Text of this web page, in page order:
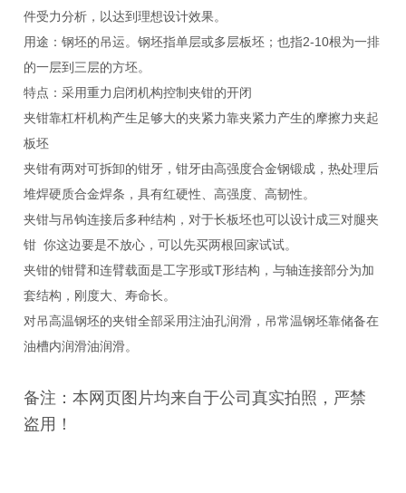
件受力分析，以达到理想设计效果。
用途：钢坯的吊运。钢坯指单层或多层板坯；也指2-10根为一排
的一层到三层的方坯。
特点：采用重力启闭机构控制夹钳的开闭
夹钳靠杠杆机构产生足够大的夹紧力靠夹紧力产生的摩擦力夹起
板坯
夹钳有两对可拆卸的钳牙，钳牙由高强度合金钢锻成，热处理后
堆焊硬质合金焊条，具有红硬性、高强度、高韧性。
夹钳与吊钩连接后多种结构，对于长板坯也可以设计成三对腿夹
钳 你这边要是不放心，可以先买两根回家试试。
夹钳的钳臂和连臂载面是工字形或T形结构，与轴连接部分为加
套结构，刚度大、寿命长。
对吊高温钢坯的夹钳全部采用注油孔润滑，吊常温钢坯靠储备在
油槽内润滑油润滑。
备注：本网页 图片均来自于公司真实拍照，严禁
盗用！